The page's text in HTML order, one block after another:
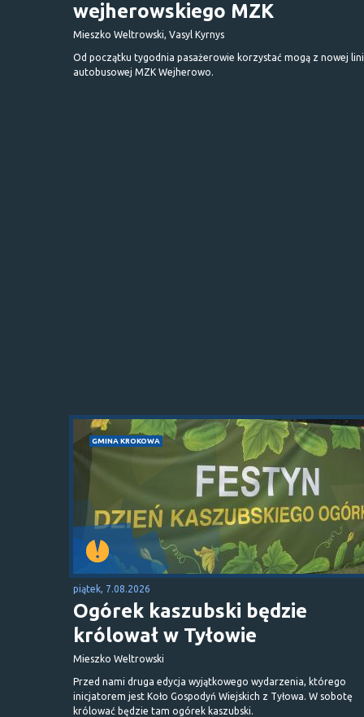
wejherowskiego MZK
Mieszko Weltrowski, Vasyl Kyrnys
Od początku tygodnia pasażerowie korzystać mogą z nowej
autobusowej MZK Wejherowo.
GMINA KROKOWA
piątek, 7.08.2026
Ogórek kaszubski będzie
królował w Tyłowie
Mieszko Weltrowski
Przed nami druga edycja wyjątkowego wydarzenia, którego
inicjatorem jest Koło Gospodyń Wiejskich z Tyłowa. W sobotę
królować będzie tam ogórek kaszubski.